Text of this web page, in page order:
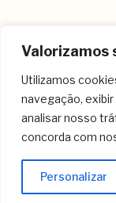
Valorizamos
Utilizamos
navegação,
analisar nosso
concorda com
Personalizar